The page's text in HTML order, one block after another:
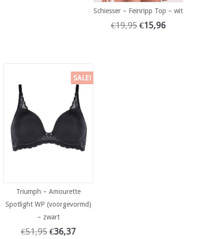
Schiesser – Feinripp Top – wit
€19,95 €15,96
SALE!
Triumph – Amourette
Spotlight WP (voorgevormd)
– zwart
€51,95 €36,37